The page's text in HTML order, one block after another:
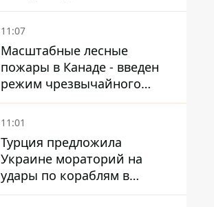
станций
11:07
Масштабные лесные
пожары в Канаде - введен
режим чрезвычайного
положения, выехали более
20 тысяч человек
11:01
Турция предложила
Украине мораторий на
удары по кораблям в
Черном море